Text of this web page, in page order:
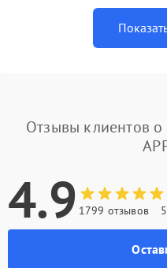
Отзывы клиентов о
4.9 1799 отзывов